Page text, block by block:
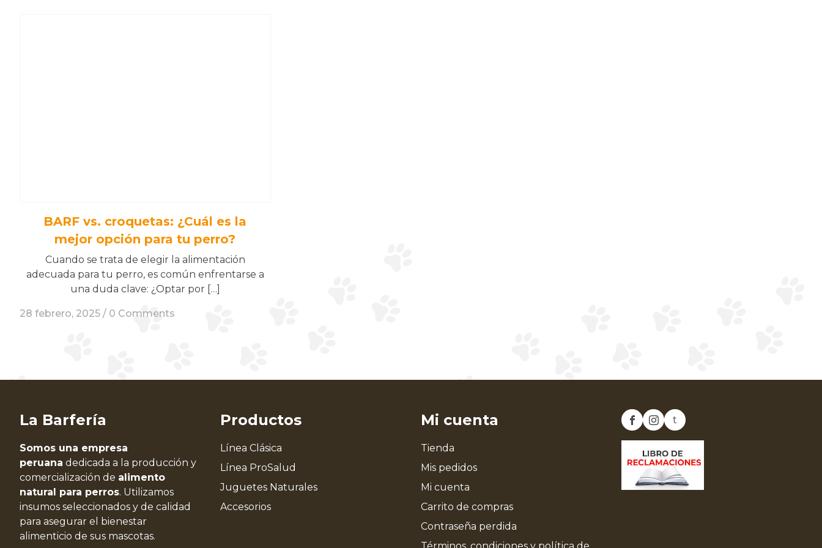
BARF vs. croquetas: ¿Cuál es la
mejor opción para tu perro?
Cuando se trata de elegir la alimentación
adecuada para tu perro, es común enfrentarse a
una duda clave: ¿Optar por […]
28 febrero, 2025 / 0 Comments
La Barfería
Somos una empresa
peruana dedicada a la producción y
comercialización de alimento
natural para perros. Utilizamos
insumos seleccionados y de calidad
para asegurar el bienestar
alimenticio de sus mascotas.
Productos
Línea Clásica
Línea ProSalud
Juguetes Naturales
Accesorios
Mi cuenta
Tienda
Mis pedidos
Mi cuenta
Carrito de compras
Contraseña perdida
t